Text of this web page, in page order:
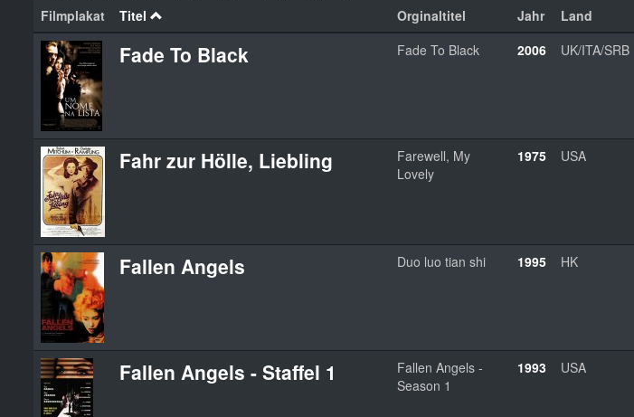
Filmplakat Titel Orginaltitel Jahr Land
Fade To Black Fade To Black 2006 UK/ITA/SRB
Fahr zur Hölle, Liebling
Farewell, My
Lovely
1975 USA
Fallen Angels Duo luo tian shi 1995 HK
Fallen Angels - Staffel 1
Fallen Angels -
Season 1
1993 USA